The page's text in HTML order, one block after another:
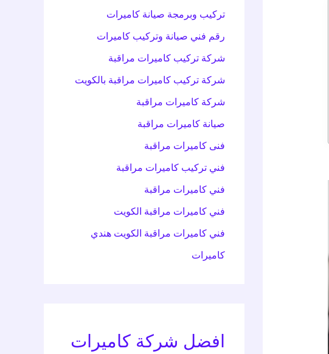
تركيب وبرمجة صيانة كاميرات
رقم فني صيانة وتركيب كاميرات
شركة تركيب كاميرات مراقبة
شركة تركيب كاميرات مراقبة بالكويت
شركة كاميرات مراقبة
صيانة كاميرات مراقبة
فنى كاميرات مراقبة
فني تركيب كاميرات مراقبة
فني كاميرات مراقبة
فني كاميرات مراقبة الكويت
فني كاميرات مراقبة الكويت هندي
كاميرات
افضل شركة كاميرات